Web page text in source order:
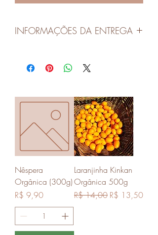
INFORMAÇÕES DA ENTREGA
feiras em Canoas e Porto Alegre.
O pedidos devem ser realizados no dia
a qualidade dos produtos.
Os horários das entregas serão
combinados com cada cliente.
Nêspera
Orgânica (300g)
Preço
R$ 9,90
Laranjinha Kinkan
Orgânica 500g
Preço normal
R$ 14,00 Preço
R$ 13,50